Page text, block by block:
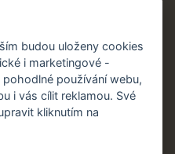
budou uloženy cookies
i marketingové -
používání webu,
i vás cílit reklamou. Své
kliknutím na